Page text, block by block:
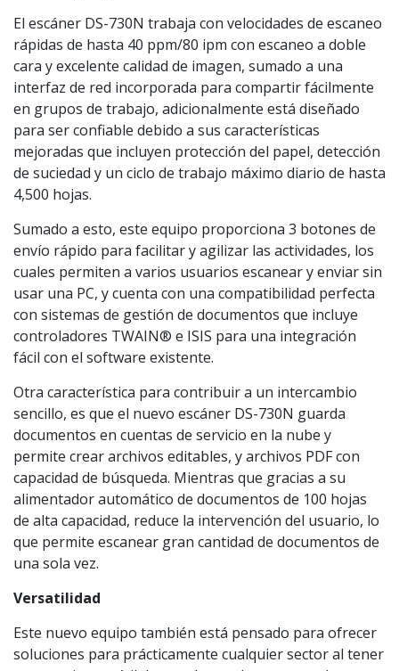
El escáner DS-730N trabaja con velocidades de escaneo
rápidas de hasta 40 ppm/80 ipm con escaneo a doble
cara y excelente calidad de imagen, sumado a una
interfaz de red incorporada para compartir fácilmente
en grupos de trabajo, adicionalmente está diseñado
para ser confiable debido a sus características
mejoradas que incluyen protección del papel, detección
de suciedad y un ciclo de trabajo máximo diario de hasta
4,500 hojas.
Sumado a esto, este equipo proporciona 3 botones de
envío rápido para facilitar y agilizar las actividades, los
cuales permiten a varios usuarios escanear y enviar sin
usar una PC, y cuenta con una compatibilidad perfecta
con sistemas de gestión de documentos que incluye
controladores TWAIN® e ISIS para una integración
fácil con el software existente.
Otra característica para contribuir a un intercambio
sencillo, es que el nuevo escáner DS-730N guarda
documentos en cuentas de servicio en la nube y
permite crear archivos editables, y archivos PDF con
capacidad de búsqueda. Mientras que gracias a su
alimentador automático de documentos de 100 hojas
de alta capacidad, reduce la intervención del usuario, lo
que permite escanear gran cantidad de documentos de
una sola vez.
Versatilidad
Este nuevo equipo también está pensado para ofrecer
soluciones para prácticamente cualquier sector al tener